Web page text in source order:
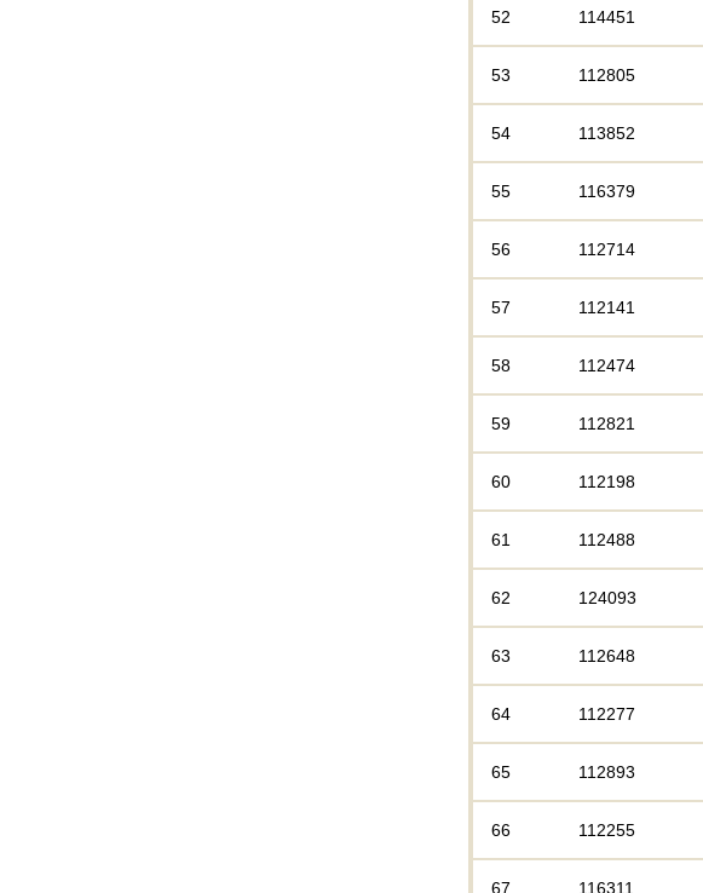
52 114451
53 112805
54 113852
55 116379
56 112714
57 112141
58 112474
59 112821
60 112198
61 112488
62 124093
63 112648
64 112277
65 112893
66 112255
67 116311